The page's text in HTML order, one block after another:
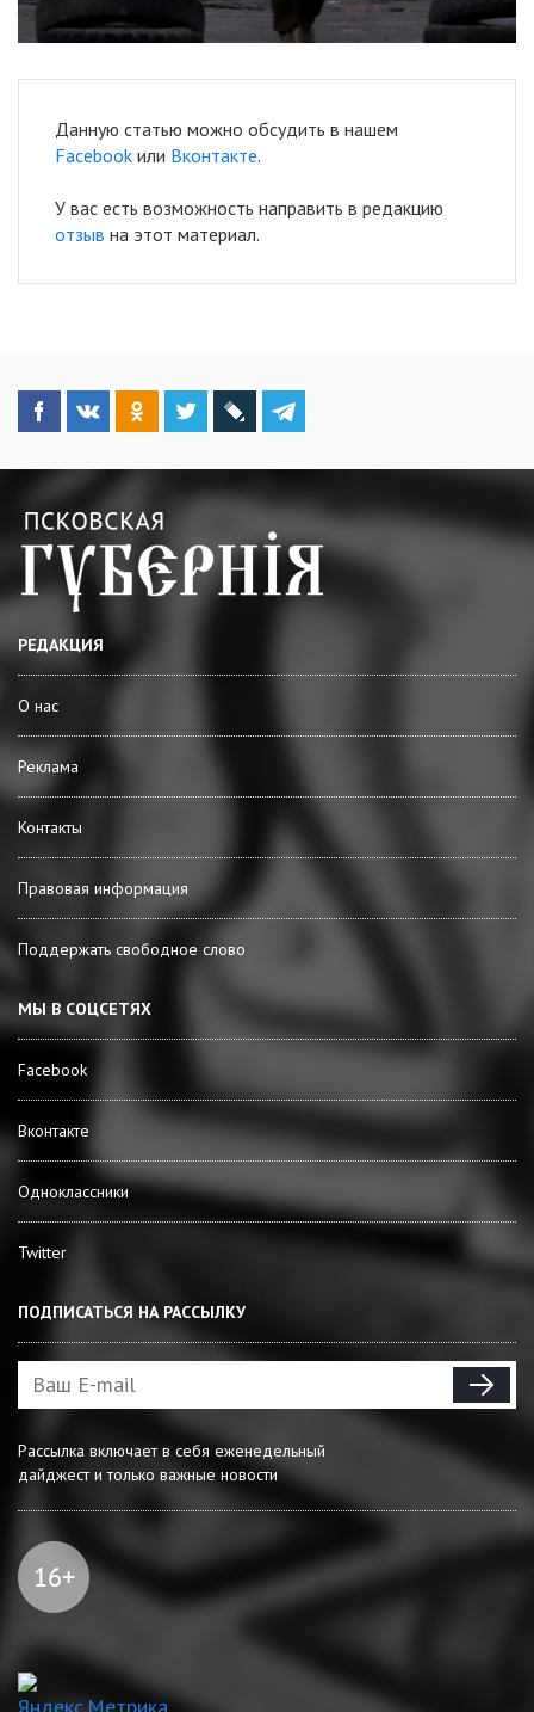
Данную статью можно обсудить в нашем
Facebook или Вконтакте.
У вас есть возможность направить в редакцию
отзыв на этот материал.
РЕДАКЦИЯ
О нас
Реклама
Контакты
Правовая информация
Поддержать свободное слово
МЫ В СОЦСЕТЯХ
Facebook
Вконтакте
Одноклассники
Twitter
ПОДПИСАТЬСЯ НА РАССЫЛКУ
Рассылка включает в себя еженедельный
дайджест и только важные новости